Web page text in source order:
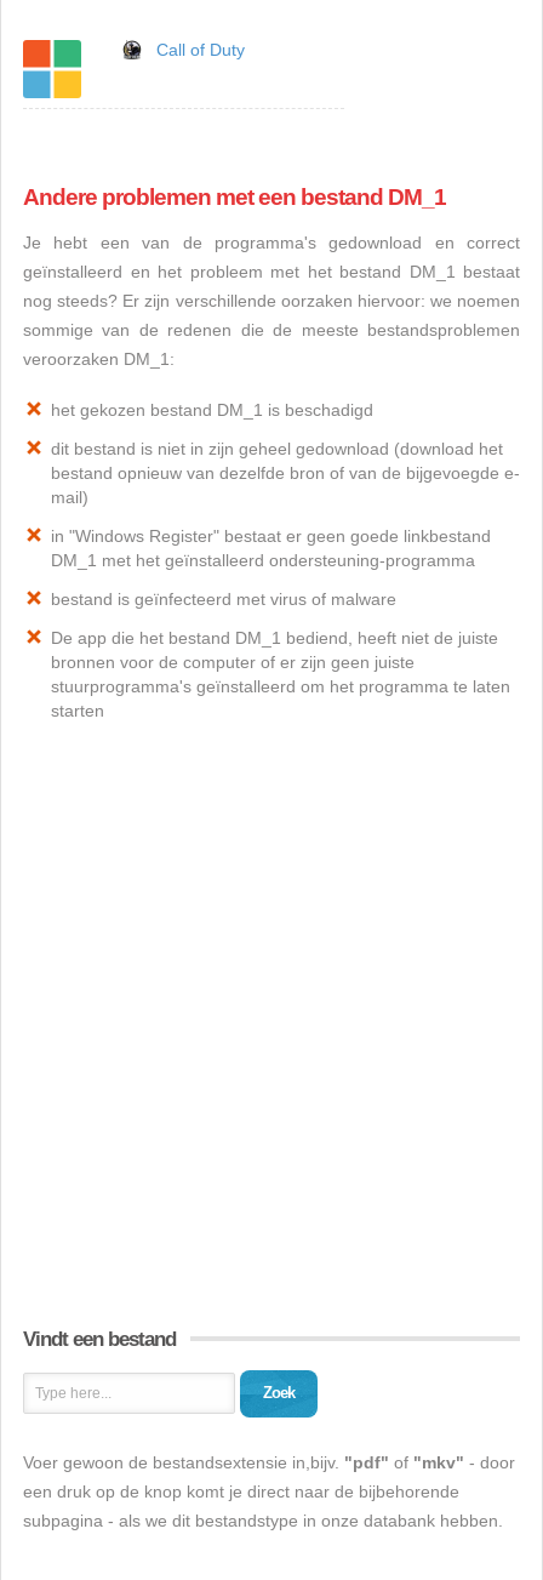
Call of Duty
Andere problemen met een bestand DM_1
Je hebt een van de programma's gedownload en correct
geïnstalleerd en het probleem met het bestand DM_1 bestaat
nog steeds? Er zijn verschillende oorzaken hiervoor: we noemen
sommige van de redenen die de meeste bestandsproblemen
veroorzaken DM_1:
het gekozen bestand DM_1 is beschadigd
dit bestand is niet in zijn geheel gedownload (download het
bestand opnieuw van dezelfde bron of van de bijgevoegde e-
mail)
in "Windows Register" bestaat er geen goede linkbestand
DM_1 met het geïnstalleerd ondersteuning-programma
bestand is geïnfecteerd met virus of malware
De app die het bestand DM_1 bediend, heeft niet de juiste
bronnen voor de computer of er zijn geen juiste
stuurprogramma's geïnstalleerd om het programma te laten
starten
Vindt een bestand
Zoek
Voer gewoon de bestandsextensie in,bijv. "pdf" of "mkv" - door
een druk op de knop komt je direct naar de bijbehorende
subpagina - als we dit bestandstype in onze databank hebben.